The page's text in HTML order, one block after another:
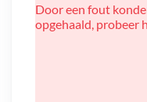
Door een fout
opgehaald, probeer